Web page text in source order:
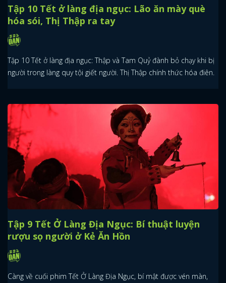
Tập 10 Tết ở làng địa ngục: Lão ăn mày què
hóa sói, Thị Thập ra tay
Tập 10 Tết ở làng địa ngục: Thập và Tam Quỷ đành bỏ chạy khi bị
người trong làng quy tội giết người. Thị Thập chính thức hóa điên.
Tập 9 Tết Ở Làng Địa Ngục: Bí thuật luyện
rượu sọ người ở Kẻ Ăn Hồn
Càng về cuối phim Tết Ở Làng Địa Ngục, bí mật được vén màn,